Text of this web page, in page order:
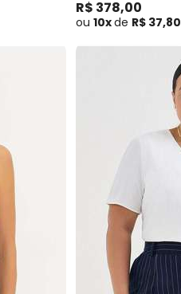
R$ 378,00
ou 10xde R$ 37,80